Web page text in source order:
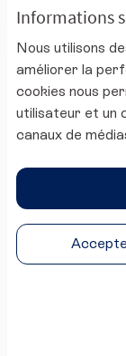
Informations
Nous utilisons
améliorer la
cookies nous
utilisateur et un
canaux de
Droit au
congé
reconnu
Puthier
EN COURS
Objectif:
décès, ...